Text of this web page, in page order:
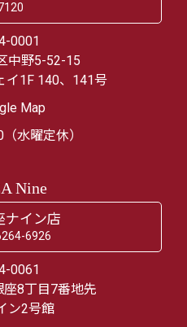
0001
中野5-52-15
イ1F 140、141号
Map
水曜定休）
Nine
ナイン店
6926
0061
8丁目7番地先
ン2号館